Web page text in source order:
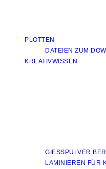
PLOTTEN
DATEIEN ZUM
KREATIVWISSEN
GIESSPULVER
LAMINIEREN FÜR